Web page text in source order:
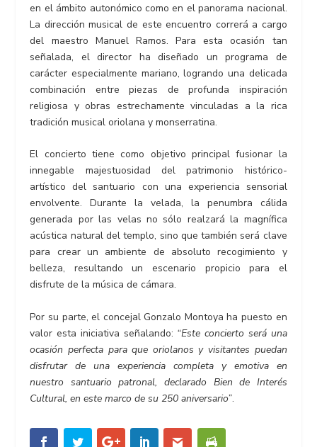
en el ámbito autonómico como en el panorama nacional.
La dirección musical de este encuentro correrá a cargo
del maestro Manuel Ramos. Para esta ocasión tan
señalada, el director ha diseñado un programa de
carácter especialmente mariano, logrando una delicada
combinación entre piezas de profunda inspiración
religiosa y obras estrechamente vinculadas a la rica
tradición musical oriolana y monserratina.
El concierto tiene como objetivo principal fusionar la
innegable majestuosidad del patrimonio histórico-
artístico del santuario con una experiencia sensorial
envolvente. Durante la velada, la penumbra cálida
generada por las velas no sólo realzará la magnífica
acústica natural del templo, sino que también será clave
para crear un ambiente de absoluto recogimiento y
belleza, resultando un escenario propicio para el
disfrute de la música de cámara.
Por su parte, el concejal Gonzalo Montoya ha puesto en
valor esta iniciativa señalando: “Este concierto será una
ocasión perfecta para que oriolanos y visitantes puedan
disfrutar de una experiencia completa y emotiva en
nuestro santuario patronal, declarado Bien de Interés
Cultural, en este marco de su 250 aniversario”.